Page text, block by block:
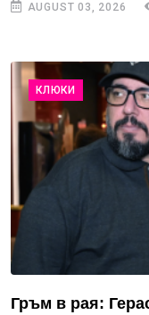
AUGUST 03, 2026
КЛЮКИ
Гръм в рая: